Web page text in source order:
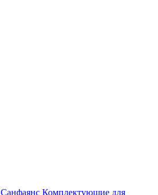
Санфаянс Комплектующие для